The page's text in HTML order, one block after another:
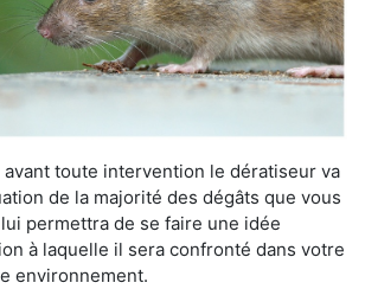
avant toute intervention le dératiseur va
de la majorité des dégâts que vous
permettra de se faire une idée
à laquelle il sera confronté dans votre
environnement.